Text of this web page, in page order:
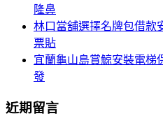
隆鼻
林口當舖選擇名牌包借款
票貼
宜蘭龜山島賞鯨安裝電梯
發
近期留言